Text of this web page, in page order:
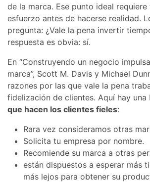
de la marca. Ese punto ideal
esfuerzo antes de hacerse realidad.
pregunta: ¿Vale la pena invertir
respuesta es obvia: sí.
En “Construyendo un negocio
marca”, Scott M. Davis y Michael
razones por las que vale la pena
fidelización de clientes. Aquí hay una
que hacen los clientes fieles:
Rara vez consideramos otras
Solicita tu empresa por nombre.
Recomiende su marca a otras
están dispuestos a esperar más
más lejos para obtener su